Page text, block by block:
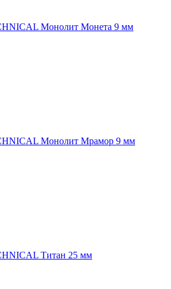
Монолит Монета 9 мм
Монолит Мрамор 9 мм
Титан 25 мм